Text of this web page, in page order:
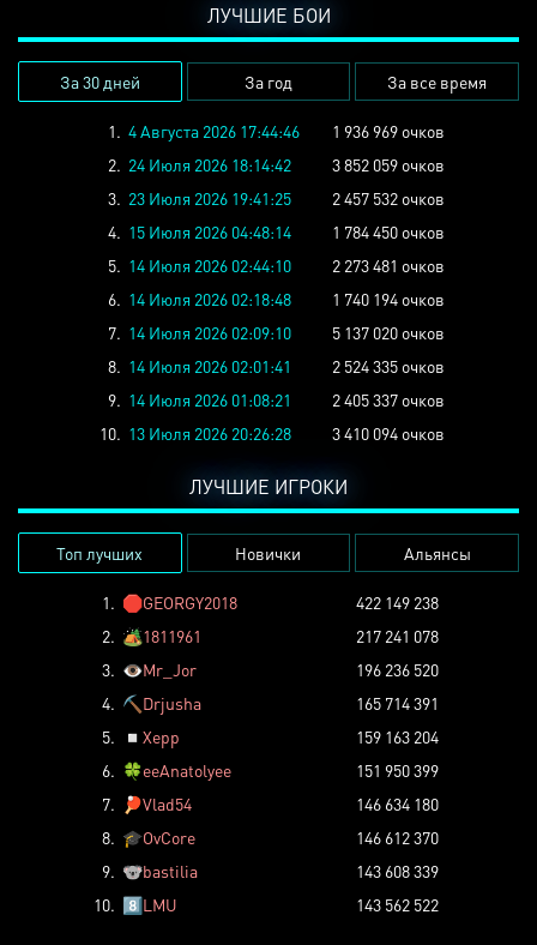
ЛУЧШИЕ БОИ
За 30 дней За год За все время
1. 4 Августа 2026 17:44:46
1 936 969 очков
2. 24 Июля 2026 18:14:42
3 852 059 очков
3. 23 Июля 2026 19:41:25
2 457 532 очков
4. 15 Июля 2026 04:48:14
1 784 450 очков
5. 14 Июля 2026 02:44:10
2 273 481 очков
6. 14 Июля 2026 02:18:48
1 740 194 очков
7. 14 Июля 2026 02:09:10
5 137 020 очков
8. 14 Июля 2026 02:01:41
2 524 335 очков
9. 14 Июля 2026 01:08:21
2 405 337 очков
10. 13 Июля 2026 20:26:28 3 410 094 очков
ЛУЧШИЕ ИГРОКИ
Топ лучших Новички Альянсы
1. 🛑GEORGY2018
422 149 238
2. 🏕️1811961
217 241 078
3. 👁️Mr_Jor
196 236 520
4. ⛏️ Drjusha
165 714 391
5.
◽ Xepp
159 163 204
6. 🍀eeAnatolyee
151 950 399
7.
🏓Vlad54
146 634 180
8. 🎓OvCore
146 612 370
9. 🐨bastilia
143 608 339
10. 8️⃣LMU 143 562 522